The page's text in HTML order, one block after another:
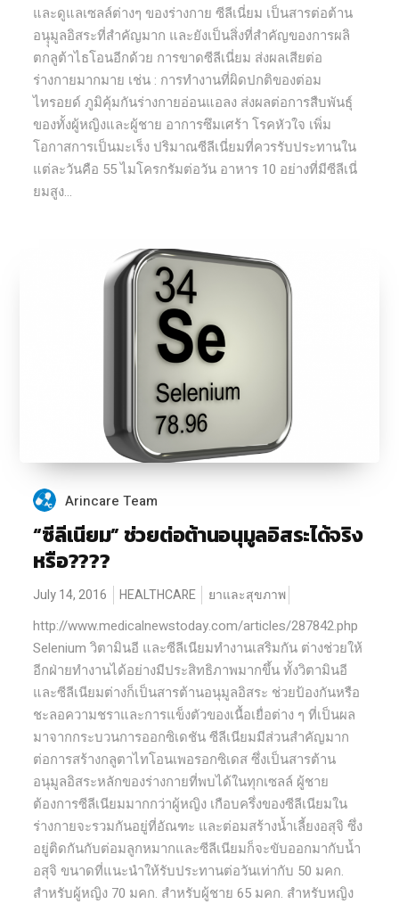
และดูแลเซลล์ต่างๆ ของร่างกาย ซีลีเนี่ยม เป็นสารต่อต้าน
อนุุมูลอิสระที่สำคัญมาก และยังเป็นสิ่งที่สำคัญของการผลิ
ตกลูต้าไธโอนอีกด้วย การขาดซีลีเนี่ยม ส่งผลเสียต่อ
ร่างกายมากมาย เช่น : การทำงานที่ผิดปกติของต่อม
ไทรอยด์ ภูมิคุ้มกันร่างกายอ่อนแอลง ส่งผลต่อการสืบพันธุ์
ของทั้งผู้หญิงและผู้ชาย อาการซึมเศร้า โรคหัวใจ เพิ่ม
โอกาสการเป็นมะเร็ง ปริมาณซีลีเนี่ยมที่ควรรับประทานใน
แต่ละวันคือ 55 ไมโครกรัมต่อวัน อาหาร 10 อย่างที่มีซีลีเนี่
ยมสูง...
Arincare Team
“ซีลีเนียม” ช่วยต่อต้านอนุมูลอิสระได้จริง
หรือ????
July 14, 2016 HEALTHCARE ยาและสุขภาพ
http://www.medicalnewstoday.com/articles/287842.php
Selenium วิตามินอี และซีลีเนียมทำงานเสริมกัน ต่างช่วยให้
อีกฝ่ายทำงานได้อย่างมีประสิทธิภาพมากขึ้น ทั้งวิตามินอี
และซีลีเนียมต่างก็เป็นสารต้านอนุมูลอิสระ ช่วยป้องกันหรือ
ชะลอความชราและการแข็งตัวของเนื้อเยื่อต่าง ๆ ที่เป็นผล
มาจากกระบวนการออกซิเดชัน ซีลีเนียมมีส่วนสำคัญมาก
ต่อการสร้างกลูตาไทโอนเพอรอกซิเดส ซึ่งเป็นสารต้าน
อนุมูลอิสระหลักของร่างกายที่พบได้ในทุกเซลล์ ผู้ชาย
ต้องการซีลีเนียมมากกว่าผู้หญิง เกือบครึ่งของซีลีเนียมใน
ร่างกายจะรวมกันอยู่ที่อัณฑะ และต่อมสร้างน้ำเลี้ยงอสุจิ ซึ่ง
อยู่ติดกันกับต่อมลูกหมากและซีลีเนียมก็จะขับออกมากับน้ำ
อสุจิ ขนาดที่แนะนำให้รับประทานต่อวันเท่ากับ 50 มคก.
สำหรับผู้หญิง 70 มคก. สำหรับผู้ชาย 65 มคก. สำหรับหญิง